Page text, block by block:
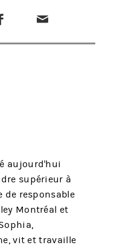
aujourd'hui
supérieur à
de responsable
Montréal et
vit et travaille